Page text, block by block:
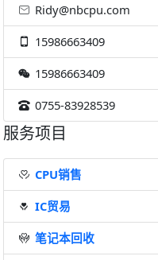
Ridy@nbcpu.com
15986663409
15986663409
0755-83928539
服务项目
CPU销售
IC贸易
笔记本回收